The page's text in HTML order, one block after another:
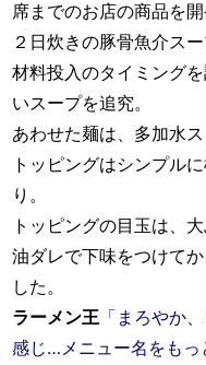
席までのお店の商品を開
２日炊きの豚骨魚介ス
材料投入のタイミング
いスープを追究。
あわせた麺は、多加水
トッピングはシンプル
り。
トッピングの目玉は、
油ダレで下味をつけて
した。
ラーメン王 「まろやか
感じ…メニュー名をもっ